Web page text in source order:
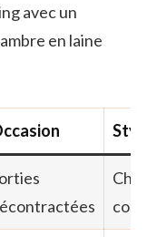
avec un
en laine
Style
Chic
cosy